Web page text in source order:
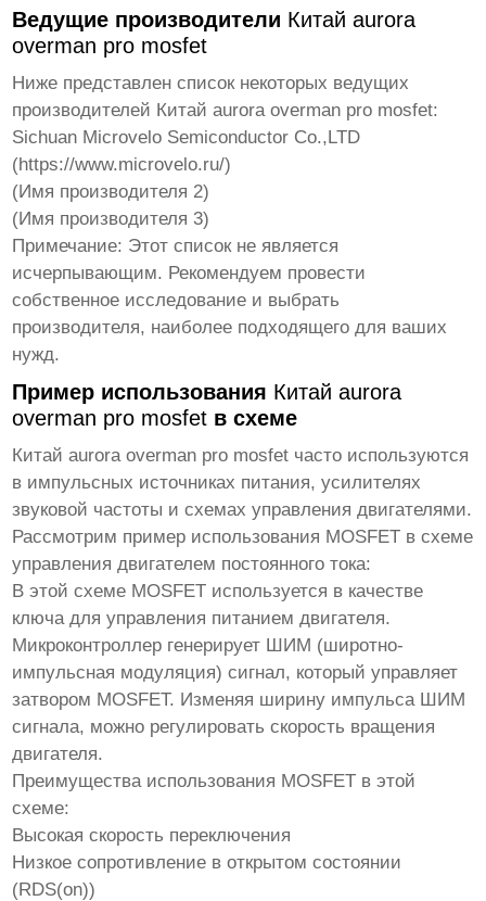
Ведущие производители Китай aurora
overman pro mosfet
Ниже представлен список некоторых ведущих
производителей Китай aurora overman pro mosfet:
Sichuan Microvelo Semiconductor Co.,LTD
(https://www.microvelo.ru/)
(Имя производителя 2)
(Имя производителя 3)
Примечание: Этот список не является
исчерпывающим. Рекомендуем провести
собственное исследование и выбрать
производителя, наиболее подходящего для ваших
нужд.
Пример использования Китай aurora
overman pro mosfet в схеме
Китай aurora overman pro mosfet часто используются
в импульсных источниках питания, усилителях
звуковой частоты и схемах управления двигателями.
Рассмотрим пример использования MOSFET в схеме
управления двигателем постоянного тока:
В этой схеме MOSFET используется в качестве
ключа для управления питанием двигателя.
Микроконтроллер генерирует ШИМ (широтно-
импульсная модуляция) сигнал, который управляет
затвором MOSFET. Изменяя ширину импульса ШИМ
сигнала, можно регулировать скорость вращения
двигателя.
Преимущества использования MOSFET в этой
схеме:
Высокая скорость переключения
Низкое сопротивление в открытом состоянии
(RDS(on))